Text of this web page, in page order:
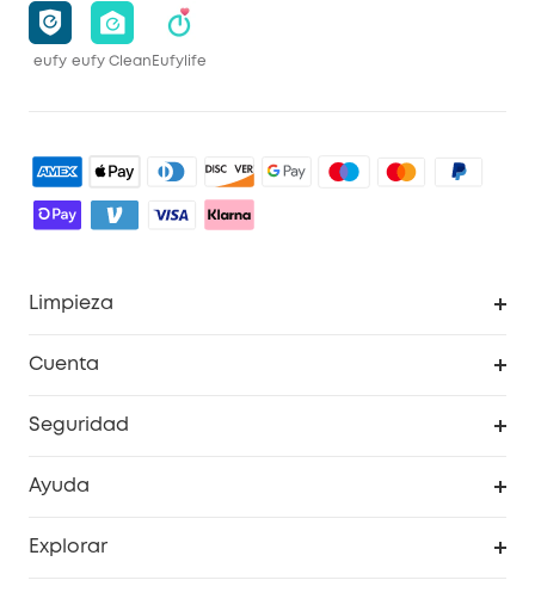
eufy eufy Clean Eufylife
Limpieza
Cuenta
Seguridad
Ayuda
Explorar